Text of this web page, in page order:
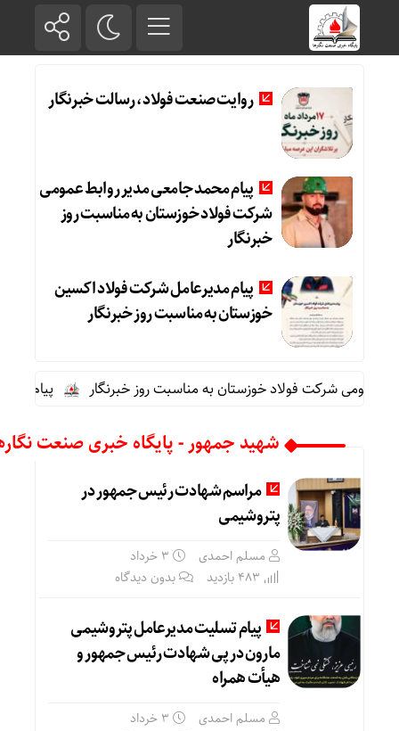
روایت صنعت فولاد،‌ رسالت خبرنگار
پیام محمد جامعی مدیر روابط عمومی
شرکت فولاد خوزستان به مناسبت روز
خبرنگار
پیام مدیرعامل شرکت فولاد اکسین
خوزستان به مناسبت روز خبرنگار
عمومی شرکت فولاد خوزستان به مناسبت روز خبرنگار پیام
شهید جمهور - پایگاه خبری صنعت
مراسم شهادت رئیس جمهور در
پتروشیمی
مسلم احمدی
۳ خرداد
بدون دیدگاه
پیام تسلیت مدیرعامل پتروشیمی
مارون در پی شهادت رئیس جمهور و
هیأت همراه
مسلم احمدی
۳ خرداد